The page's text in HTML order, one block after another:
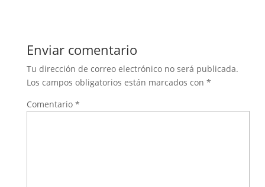
Enviar comentario
Tu dirección de correo electrónico no será publicada.
Los campos obligatorios están marcados con *
Comentario *